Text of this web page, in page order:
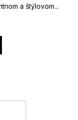
a štýlovom...